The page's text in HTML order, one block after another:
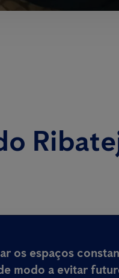
os espaços
modo a evitar